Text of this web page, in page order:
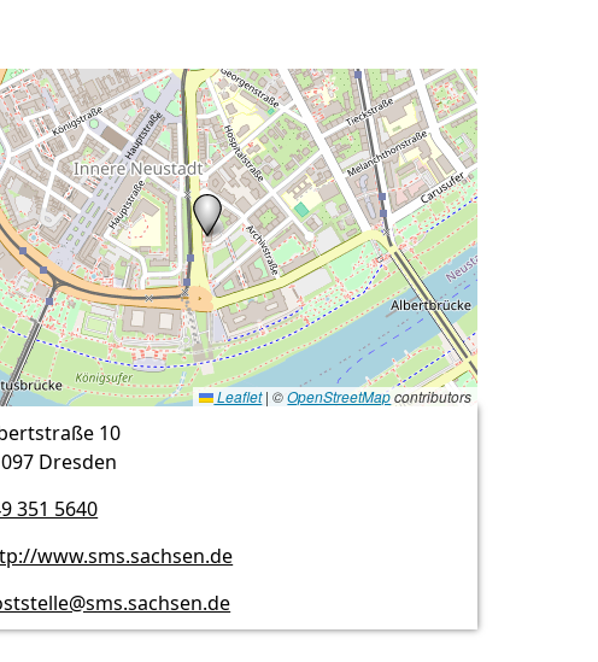
Leaflet | ©OpenStreetMapcontributors
10
Dresden
351 5640
www.sms.sachsen.de